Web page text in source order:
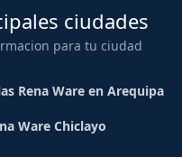
ciudades
para tu ciudad
Rena Ware en Arequipa
Ware Chiclayo